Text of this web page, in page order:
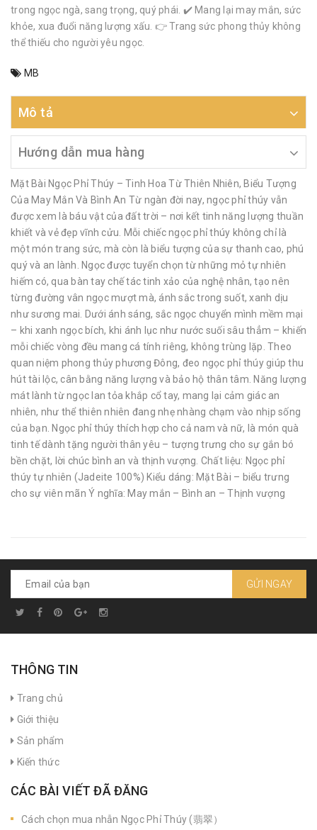
trong ngọc ngà, sang trọng, quý phái. ✔️ Mang lại may mắn, sức
khỏe, xua đuổi năng lượng xấu. 👉 Trang sức phong thủy không
thể thiếu cho người yêu ngọc.
MB
Mô tả
Hướng dẫn mua hàng
Mặt Bài Ngọc Phỉ Thúy – Tinh Hoa Từ Thiên Nhiên, Biểu Tượng
Của May Mắn Và Bình An Từ ngàn đời nay, ngọc phỉ thúy vẫn
được xem là báu vật của đất trời – nơi kết tinh năng lượng thuần
khiết và vẻ đẹp vĩnh cửu. Mỗi chiếc ngọc phỉ thúy không chỉ là
một món trang sức, mà còn là biểu tượng của sự thanh cao, phú
quý và an lành. Ngọc được tuyển chọn từ những mỏ tự nhiên
hiếm có, qua bàn tay chế tác tinh xảo của nghệ nhân, tạo nên
từng đường vân ngọc mượt mà, ánh sắc trong suốt, xanh dịu
như sương mai. Dưới ánh sáng, sắc ngọc chuyển mình mềm mại
– khi xanh ngọc bích, khi ánh lục như nước suối sâu thẳm – khiến
mỗi chiếc vòng đều mang cá tính riêng, không trùng lặp. Theo
quan niệm phong thủy phương Đông, đeo ngọc phỉ thúy giúp thu
hút tài lộc, cân bằng năng lượng và bảo hộ thân tâm. Năng lượng
mát lành từ ngọc lan tỏa khắp cổ tay, mang lại cảm giác an
nhiên, như thể thiên nhiên đang nhẹ nhàng chạm vào nhịp sống
của bạn. Ngọc phỉ thúy thích hợp cho cả nam và nữ, là món quà
tinh tế dành tặng người thân yêu – tượng trưng cho sự gắn bó
bền chặt, lời chúc bình an và thịnh vượng. Chất liệu: Ngọc phỉ
thúy tự nhiên (Jadeite 100%) Kiểu dáng: Mặt Bài – biểu trưng
cho sự viên mãn Ý nghĩa: May mắn – Bình an – Thịnh vượng
GỬI NGAY
THÔNG TIN
Trang chủ
Giới thiệu
Sản phẩm
Kiến thức
CÁC BÀI VIẾT ĐÃ ĐĂNG
Cách chọn mua nhẫn Ngọc Phỉ Thúy (翡翠）